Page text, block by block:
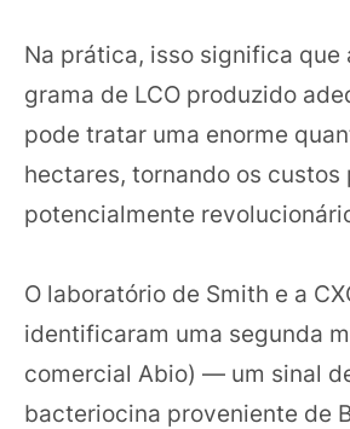
Na prática, isso significa que
grama de LCO produzido
pode tratar uma enorme
hectares, tornando os custos
potencialmente
O laboratório de Smith e a
identificaram uma segunda
comercial Abio) — um sinal
bacteriocina proveniente de